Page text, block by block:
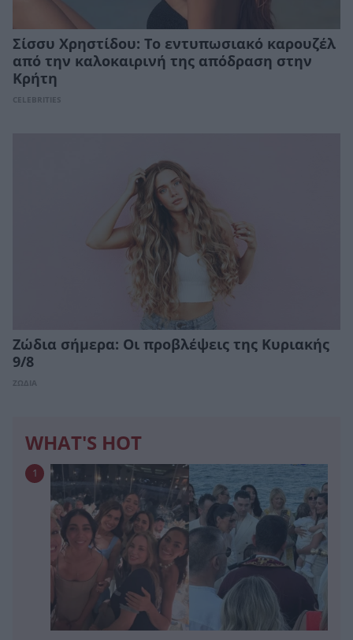
Σίσσυ Χρηστίδου: Το εντυπωσιακό καρουζέλ
από την καλοκαιρινή της απόδραση στην
Κρήτη
CELEBRITIES
Ζώδια σήμερα: Οι προβλέψεις της Κυριακής
9/8
ΖΩΔΙΑ
WHAT'S HOT
1